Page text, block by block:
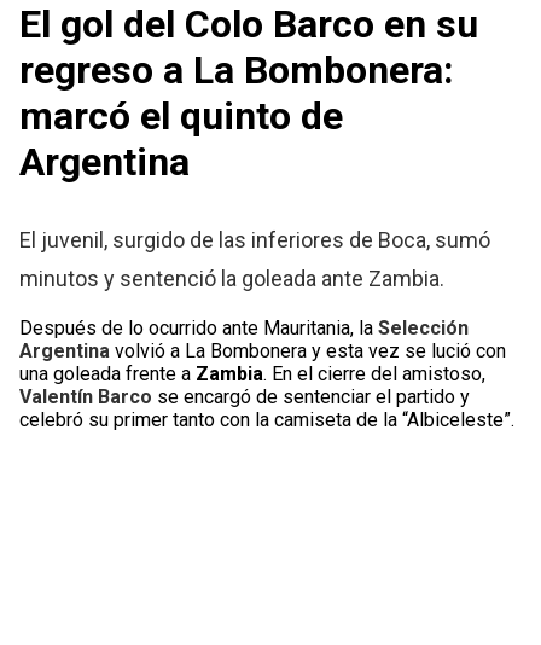
El gol del Colo Barco en su
regreso a La Bombonera:
marcó el quinto de
Argentina
El juvenil, surgido de las inferiores de Boca, sumó
minutos y sentenció la goleada ante Zambia.
Después de lo ocurrido ante Mauritania, laSelección
Argentina volvió a La Bombonera y esta vez se lució con
una goleada frente a Zambia. En el cierre del amistoso,
Valentín Barco se encargó de sentenciar el partido y
celebró su primer tanto con la camiseta de la “Albiceleste”.